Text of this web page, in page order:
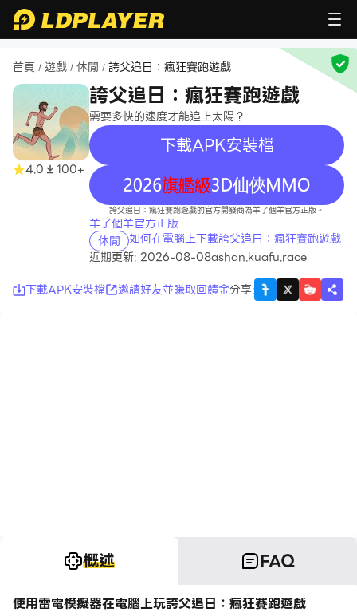
首頁 / 遊戲 / 休閒 / 誇父追日：瘋狂賽跑遊戲
4.0 100+
誇父追日：瘋狂賽跑遊戲
需要多快的速度才能追上太陽？
下載APK安裝檔
recommend
誇父追日：瘋狂賽跑遊戲的官方開發商為羊了個羊官方正版。
羊了個羊官方正版
休閒 如何在電腦上下載誇父追日：瘋狂賽跑遊戲
近期更新: 2026-08-08ashan.kuafu.race
下載APK安裝檔
邀請好友並賺取回饋金分享:
概述 FAQ
使用雷電模擬器在電腦上玩誇父追日：瘋狂賽跑遊戲